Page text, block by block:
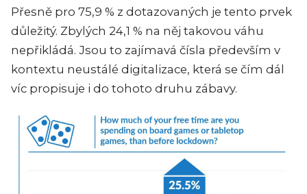
Přesně pro 75,9 % z dotazovaných je tento prvek
důležitý. Zbylých 24,1 % na něj takovou váhu
nepřikládá. Jsou to zajímavá čísla především v
kontextu neustálé digitalizace, která se čím dál
víc propisuje i do tohoto druhu zábavy.